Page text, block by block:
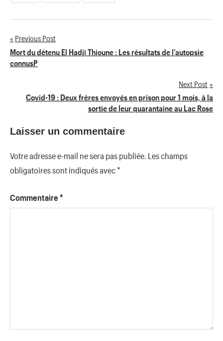
Navigation
de
Previous Post
Mort du détenu El Hadji Thioune : Les résultats de l’autopsie
connusP
Next Post
Covid-19 : Deux frères envoyés en prison pour 1 mois, à la
sortie de leur quarantaine au Lac Rose
Laisser un commentaire
Votre adresse e-mail ne sera pas publiée. Les champs
obligatoires sont indiqués avec*
Commentaire *